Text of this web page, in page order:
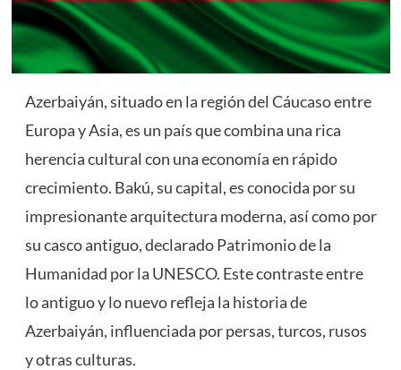
Azerbaiyán, situado en la región del Cáucaso entre
Europa y Asia, es un país que combina una rica
herencia cultural con una economía en rápido
crecimiento. Bakú, su capital, es conocida por su
impresionante arquitectura moderna, así como por
su casco antiguo, declarado Patrimonio de la
Humanidad por la UNESCO. Este contraste entre
lo antiguo y lo nuevo refleja la historia de
Azerbaiyán, influenciada por persas, turcos, rusos
y otras culturas.